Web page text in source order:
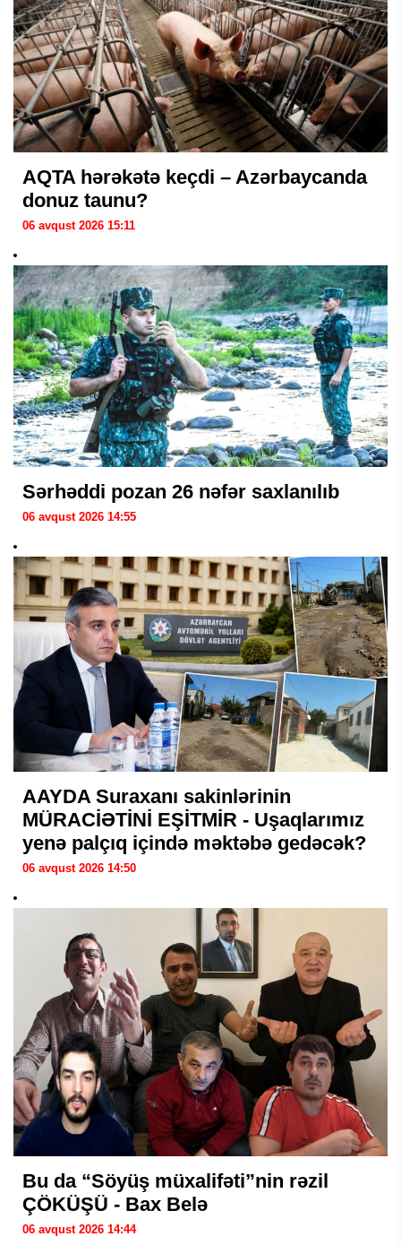
AQTA hərəkətə keçdi – Azərbaycanda
donuz taunu?
06 avqust 2026 15:11
Sərhəddi pozan 26 nəfər saxlanılıb
06 avqust 2026 14:55
AAYDA Suraxanı sakinlərinin
MÜRACİƏTİNİ EŞİTMİR - Uşaqlarımız
yenə palçıq içində məktəbə gedəcək?
06 avqust 2026 14:50
Bu da “Söyüş müxalifəti”nin rəzil
ÇÖKÜŞÜ - Bax Belə
06 avqust 2026 14:44